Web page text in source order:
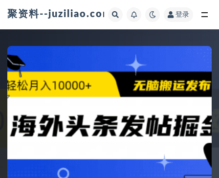
聚资料--juziliao.com--全网资料整合平台
登录